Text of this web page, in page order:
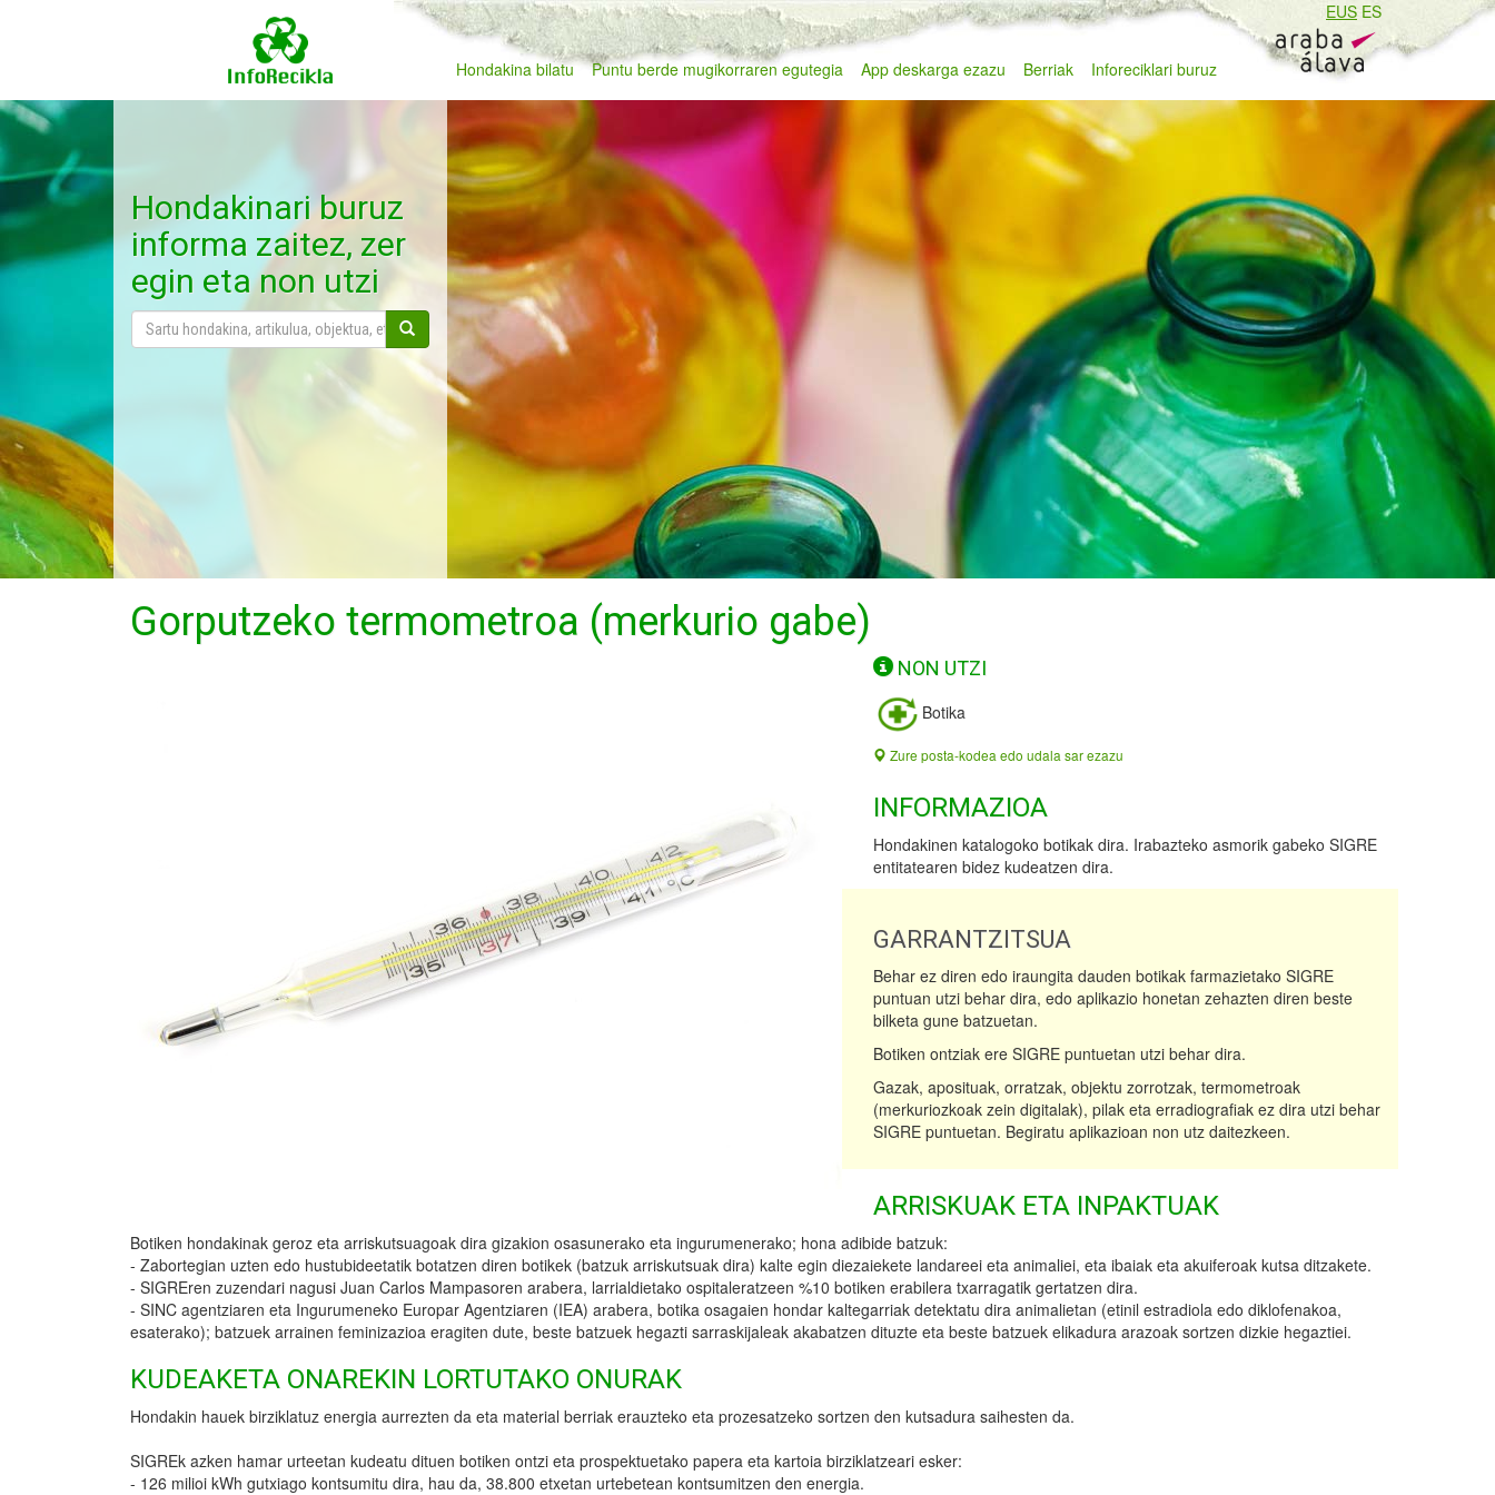
EUS ES
Hondakina bilatu Puntu berde mugikorraren egutegia App deskarga ezazu Berriak Inforeciklari buruz
Hondakinari buruz
informa zaitez, zer
egin eta non utzi
Gorputzeko termometroa (merkurio gabe)
NON UTZI
Botika
Zure posta-kodea edo udala sar ezazu
INFORMAZIOA
Hondakinen katalogoko botikak dira. Irabazteko asmorik gabeko SIGRE
entitatearen bidez kudeatzen dira.
GARRANTZITSUA
Behar ez diren edo iraungita dauden botikak farmazietako SIGRE
puntuan utzi behar dira, edo aplikazio honetan zehazten diren beste
bilketa gune batzuetan.
Botiken ontziak ere SIGRE puntuetan utzi behar dira.
Gazak, aposituak, orratzak, objektu zorrotzak, termometroak
(merkuriozkoak zein digitalak), pilak eta erradiografiak ez dira utzi behar
SIGRE puntuetan. Begiratu aplikazioan non utz daitezkeen.
ARRISKUAK ETA INPAKTUAK
Botiken hondakinak geroz eta arriskutsuagoak dira gizakion osasunerako eta ingurumenerako; hona adibide batzuk:
- Zabortegian uzten edo hustubideetatik botatzen diren botikek (batzuk arriskutsuak dira) kalte egin diezaiekete landareei eta animaliei, eta ibaiak eta akuiferoak kutsa ditzakete.
- SIGREren zuzendari nagusi Juan Carlos Mampasoren arabera, larrialdietako ospitaleratzeen %10 botiken erabilera txarragatik gertatzen dira.
- SINC agentziaren eta Ingurumeneko Europar Agentziaren (IEA) arabera, botika osagaien hondar kaltegarriak detektatu dira animalietan (etinil estradiola edo diklofenakoa,
esaterako); batzuek arrainen feminizazioa eragiten dute, beste batzuek hegazti sarraskijaleak akabatzen dituzte eta beste batzuek elikadura arazoak sortzen dizkie hegaztiei.
KUDEAKETA ONAREKIN LORTUTAKO ONURAK
Hondakin hauek birziklatuz energia aurrezten da eta material berriak erauzteko eta prozesatzeko sortzen den kutsadura saihesten da.
SIGREk azken hamar urteetan kudeatu dituen botiken ontzi eta prospektuetako papera eta kartoia birziklatzeari esker:
- 126 milioi kWh gutxiago kontsumitu dira, hau da, 38.800 etxetan urtebetean kontsumitzen den energia.